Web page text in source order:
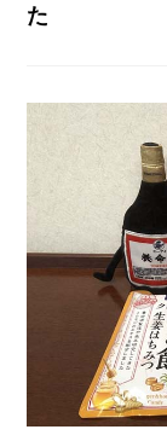
た